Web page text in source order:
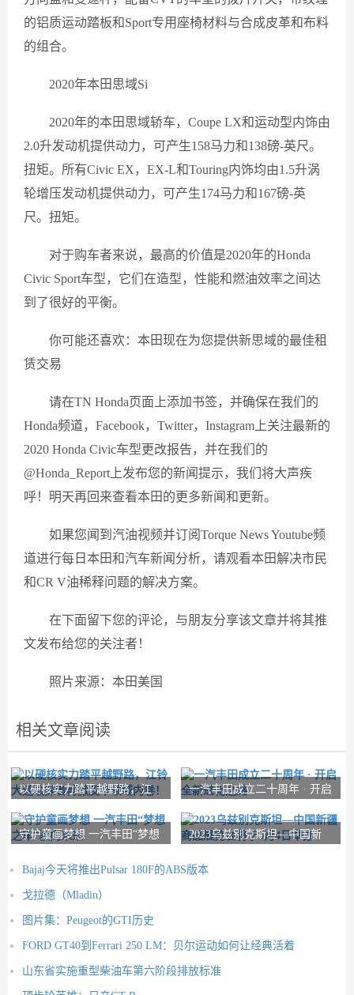
的铝质运动踏板和Sport专用座椅材料与合成皮革和布料
的组合。
2020年本田思域Si
2020年的本田思域轿车，Coupe LX和运动型内饰由
2.0升发动机提供动力，可产生158马力和138磅-英尺。
扭矩。所有Civic EX，EX-L和Touring内饰均由1.5升涡
轮增压发动机提供动力，可产生174马力和167磅-英
尺。扭矩。
对于购车者来说，最高的价值是2020年的Honda
Civic Sport车型，它们在造型，性能和燃油效率之间达
到了很好的平衡。
你可能还喜欢：本田现在为您提供新思域的最佳租
赁交易
请在TN Honda页面上添加书签，并确保在我们的
Honda频道，Facebook，Twitter，Instagram上关注最新的
2020 Honda Civic车型更改报告，并在我们的
@Honda_Report上发布您的新闻提示，我们将大声疾
呼！明天再回来查看本田的更多新闻和更新。
如果您闻到汽油视频并订阅Torque News Youtube频
道进行每日本田和汽车新闻分析，请观看本田解决市民
和CR V油稀释问题的解决方案。
在下面留下您的评论，与朋友分享该文章并将其推
文发布给您的关注者！
照片来源：本田美国
相关文章阅读
以硬核实力踏平越野路，江
一汽丰田成立二十周年 · 开启
守护童画梦想 一汽丰田“梦想
2023乌兹别克斯坦—中国新
Bajaj今天将推出Pulsar 180F的ABS版本
戈拉德（Mladin）
图片集：Peugeot的GTI历史
FORD GT40到Ferrari 250 LM：贝尔运动如何让经典活着
山东省实施重型柴油车第六阶段排放标准